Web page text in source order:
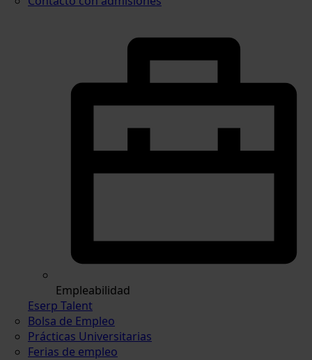
Empleabilidad
Eserp Talent
Bolsa de Empleo
Prácticas Universitarias
Ferias de empleo